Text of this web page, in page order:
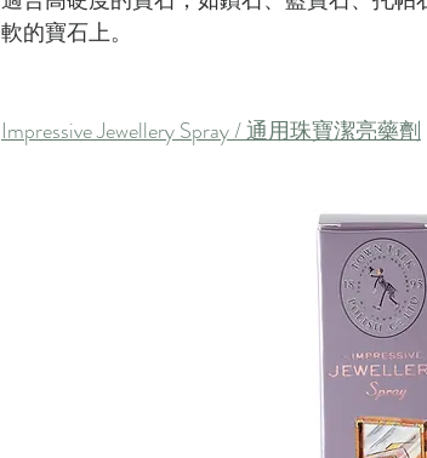
軟的寶石上。
Impressive Jewellery Spray / 通用珠寶潔亮藥劑